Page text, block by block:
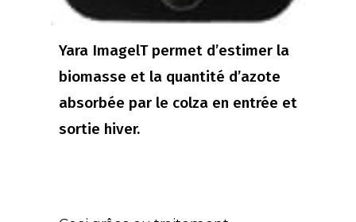
Yara ImagelT permet d’estimer la
biomasse et la quantité d’azote
absorbée par le colza en entrée et
sortie hiver.